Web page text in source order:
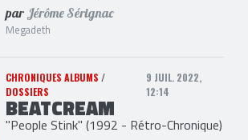
par Jérôme Sérignac
Megadeth
CHRONIQUES ALBUMS /
DOSSIERS
9 JUIL. 2022,
12:14
BEATCREAM
"People Stink" (1992 - Rétro-Chronique)